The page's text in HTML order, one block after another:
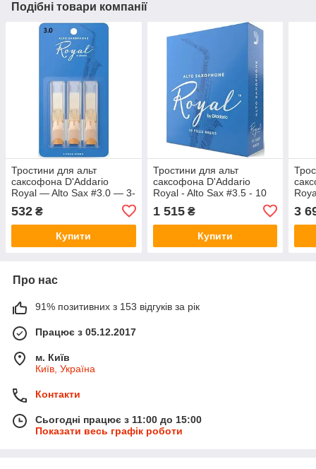
Подібні товари компанії
Тростини для альт
саксофона D'Addario
Royal — Alto Sax #3.0 — 3-
532 ₴
Купити
Тростини для альт
саксофона D'Addario
Royal - Alto Sax #3.5 - 10
1 515₴
Купити
3
Про нас
91% позитивних з 153 відгуків за рік
Працює з 05.12.2017
м. Київ
Київ, Україна
Контакти
Сьогодні працює з 11:00 до 15:00
Показати весь графік роботи